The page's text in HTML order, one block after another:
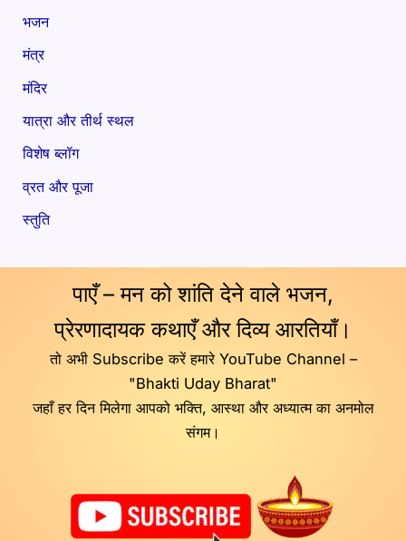
भजन
मंत्र
मंदिर
यात्रा और तीर्थ स्थल
विशेष ब्लॉग
व्रत और पूजा
स्तुति
पाएँ – मन को शांति देने वाले भजन,
प्रेरणादायक कथाएँ और दिव्य आरतियाँ।
तो अभी Subscribe करें हमारे YouTube Channel –
"Bhakti Uday Bharat"
जहाँ हर दिन मिलेगा आपको भक्ति, आस्था और अध्यात्म का अनमोल
संगम।